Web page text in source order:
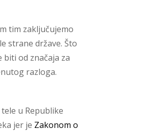
tim zaključujemo
strane države. Što
od značaja za
razloga.
u Republike
jer je Zakonom o